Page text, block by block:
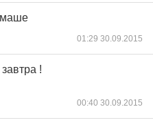
01:29 30.09.2015
!
00:40 30.09.2015